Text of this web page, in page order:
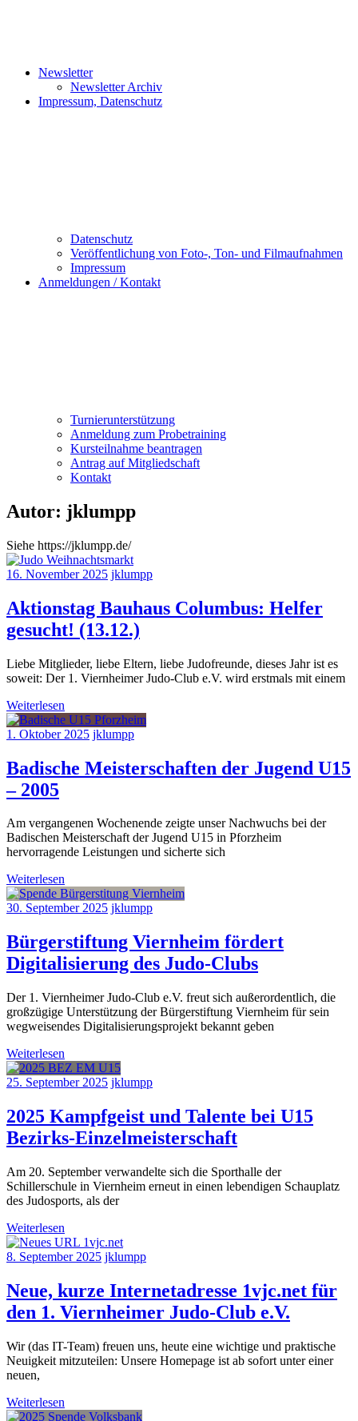
Newsletter
Newsletter Archiv
Impressum, Datenschutz
Datenschutz
Veröffentlichung von Foto-, Ton- und Filmaufnahmen
Impressum
Anmeldungen / Kontakt
Turnierunterstützung
Anmeldung zum Probetraining
Kursteilnahme beantragen
Antrag auf Mitgliedschaft
Kontakt
Autor: jklumpp
Siehe https://jklumpp.de/
16. November 2025 jklumpp
Aktionstag Bauhaus Columbus: Helfer
gesucht! (13.12.)
Liebe Mitglieder, liebe Eltern, liebe Judofreunde, dieses Jahr ist es
soweit: Der 1. Viernheimer Judo-Club e.V. wird erstmals mit einem
Weiterlesen
1. Oktober 2025 jklumpp
Badische Meisterschaften der Jugend U15
– 2005
Am vergangenen Wochenende zeigte unser Nachwuchs bei der
Badischen Meisterschaft der Jugend U15 in Pforzheim
hervorragende Leistungen und sicherte sich
Weiterlesen
30. September 2025 jklumpp
Bürgerstiftung Viernheim fördert
Digitalisierung des Judo-Clubs
Der 1. Viernheimer Judo-Club e.V. freut sich außerordentlich, die
großzügige Unterstützung der Bürgerstiftung Viernheim für sein
wegweisendes Digitalisierungsprojekt bekannt geben
Weiterlesen
25. September 2025 jklumpp
2025 Kampfgeist und Talente bei U15
Bezirks-Einzelmeisterschaft
Am 20. September verwandelte sich die Sporthalle der
Schillerschule in Viernheim erneut in einen lebendigen Schauplatz
des Judosports, als der
Weiterlesen
8. September 2025 jklumpp
Neue, kurze Internetadresse 1vjc.net für
den 1. Viernheimer Judo-Club e.V.
Wir (das IT-Team) freuen uns, heute eine wichtige und praktische
Neuigkeit mitzuteilen: Unsere Homepage ist ab sofort unter einer
neuen,
Weiterlesen